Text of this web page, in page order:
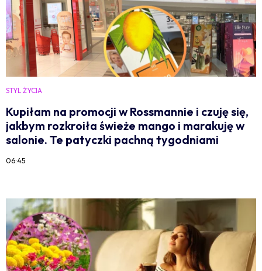
STYL ŻYCIA
Kupiłam na promocji w Rossmannie i czuję się,
jakbym rozkroiła świeże mango i marakuję w
salonie. Te patyczki pachną tygodniami
06:45